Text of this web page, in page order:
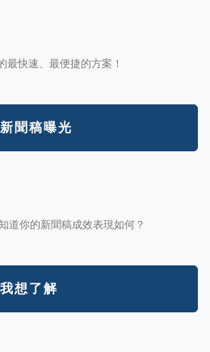
快速、最便捷的方案！
聞稿曝光
道你的新聞稿成效表現如何？
我想了解